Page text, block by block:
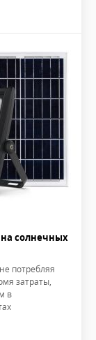
солнечных
потребляя
затраты,
в